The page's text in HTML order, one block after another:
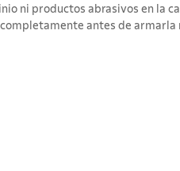
ni productos abrasivos en la
antes de armarla